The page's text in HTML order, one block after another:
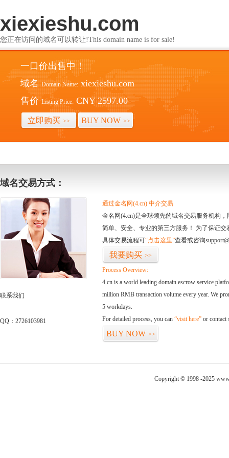
xiexieshu.com
您正在访问的域名可以转让!This domain name is for sale!
一口价出售中！
域名 Domain Name: xiexieshu.com
售价 Listing Price: CNY 2597.00
立即购买 >> BUY NOW >>
域名交易方式：
联系我们
QQ：2726103981
通过金名网(4.cn) 中介交易
金名网(4.cn)是全球领先的域名交易服务机构
简单、安全、专业的第三方服务！ 为了保证
具体交易流程可“点击这里”查看或咨询
我要购买 >>
Process Overview:
4.cn is a world leading domain escrow service
million RMB transaction volume every year. We
5 workdays.
For detailed process, you can “visit here” or contact
BUY NOW >>
Copyright © 1998 -2025